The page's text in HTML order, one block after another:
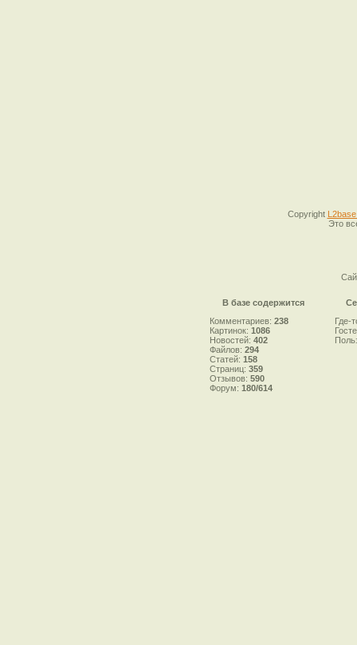
Copyright
Это
В базе содержится
Комментариев: 238
Картинок: 1086
Новостей: 402
Файлов: 294
Статей: 158
Страниц: 359
Отзывов: 590
Форум: 180/614
Где-